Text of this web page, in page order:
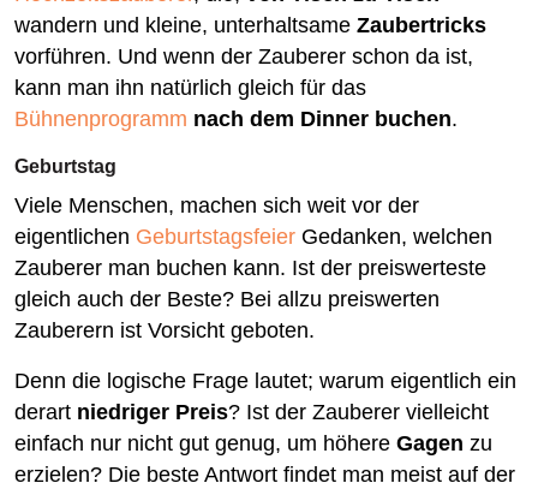
wandern und kleine, unterhaltsame Zaubertricks
vorführen. Und wenn der Zauberer schon da ist,
kann man ihn natürlich gleich für das
Bühnenprogramm nach dem Dinner buchen.
Geburtstag
Viele Menschen, machen sich weit vor der
eigentlichen Geburtstagsfeier Gedanken, welchen
Zauberer man buchen kann. Ist der preiswerteste
gleich auch der Beste? Bei allzu preiswerten
Zauberern ist Vorsicht geboten.
Denn die logische Frage lautet; warum eigentlich ein
derart niedriger Preis? Ist der Zauberer vielleicht
einfach nur nicht gut genug, um höhere Gagen zu
erzielen? Die beste Antwort findet man meist auf der